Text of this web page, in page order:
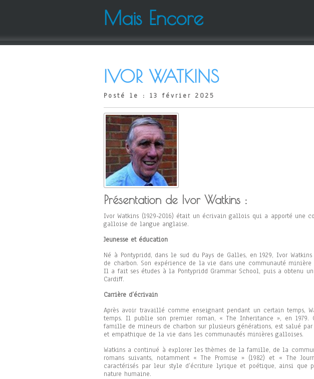
Mais Encore
IVOR WATKINS
Posté le : 13 février 2025
Présentation de Ivor Watkins :
Ivor Watkins (1929-2016) était un écrivain gallois qui a apporté une
galloise de langue anglaise.
Jeunesse et éducation
Né à Pontypridd, dans le sud du Pays de Galles, en 1929, Ivor
de charbon. Son expérience de la vie dans une communauté
Il a fait ses études à la Pontypridd Grammar School, puis a obtenu
Cardiff.
Carrière d’écrivain
Après avoir travaillé comme enseignant pendant un certain temps,
temps. Il publie son premier roman, « The Inheritance », en 1979.
famille de mineurs de charbon sur plusieurs générations, est salué
et empathique de la vie dans les communautés minières galloises.
Watkins a continué à explorer les thèmes de la famille, de la
romans suivants, notamment « The Promise » (1982) et « The
caractérisés par leur style d’écriture lyrique et poétique, ainsi que
nature humaine.